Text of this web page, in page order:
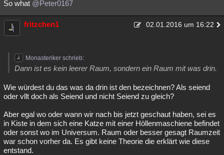
So what @Peter0167
fritzchen1 02.01.2016 um 16:22
Monasteriker schrieb:
Dann ist es kein leerer Raum, sondern ein Raum mit was drin.
Wie würdest du das was da drin ist den bezeichnen? Als seiend
oder vllt doch als Seiend und nicht Seiend zu gleich?
Aber egal wo oder wann wir nach bis jetzt geschaut haben, sei es
in Kiste in dem sich eine Katze mit einer Höllenmaschiene befindet
oder sonst wo im Universum. Raum oder besser gesagt Raumzeit
war schon vorher da. Es gibt keine Theorie die erklärt wie diese
entstand.